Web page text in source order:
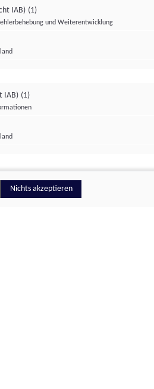
IAB) (1)
und Weiterentwicklung
IAB) (1)
Nichts akzeptieren